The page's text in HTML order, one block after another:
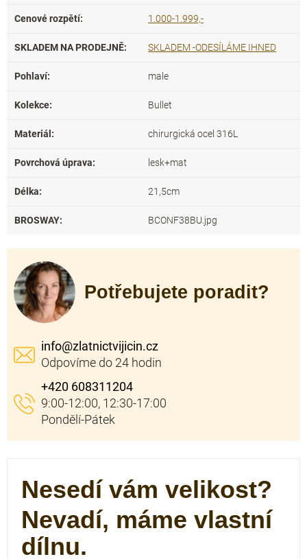
Cenové rozpětí: 1.000-1.999,-
SKLADEM NA PRODEJNĚ: SKLADEM -ODESÍLÁME IHNED
Pohlaví: male
Kolekce: Bullet
Materiál : chirurgická ocel 316L
Povrchová úprava: lesk+mat
Délka: 21,5cm
BROSWAY: BCONF38BU.jpg
Potřebujete poradit?
info@zlatnictvijicin.cz
+420 608311204
Nesedí vám velikost?
Nevadí, máme vlastní
dílnu.